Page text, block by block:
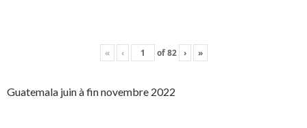
« ‹ of82 › »
Guatemala juin à fin novembre 2022